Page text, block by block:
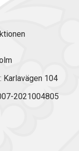
104
2021004805